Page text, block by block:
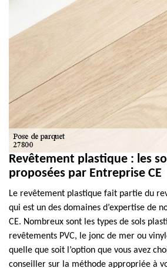
Revêtement plastique : les
proposées par Entreprise CE
Le revêtement plastique fait partie du
qui est un des domaines d’expertise de
CE. Nombreux sont les types de sols
revêtements PVC, le jonc de mer ou
quelle que soit l’option que vous avez
conseiller sur la méthode appropriée à